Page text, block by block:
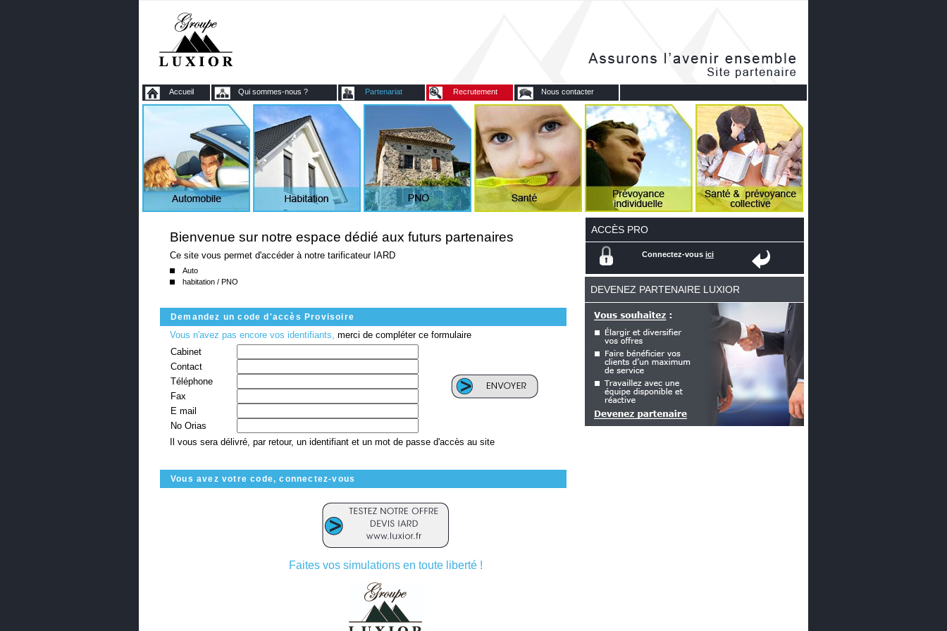
Accueil Qui sommes-nous ? Partenariat Recrutement Nous contacter
Bienvenue sur notre espace dédié aux futurs partenaires
Ce site vous permet d'accéder à notre tarificateur IARD
Auto
habitation / PNO
Demandez un code d'accès Provisoire
Vous n'avez pas encore vos identifiants, merci de compléter ce formulaire
Cabinet
Contact
Téléphone
Fax
E mail
No Orias
Il vous sera délivré, par retour, un identifiant et un mot de passe d'accès au site
Vous avez votre code, connectez-vous
Faites vos simulations en toute liberté !
ACCÈS PRO
Connectez-vous ici
DEVENEZ PARTENAIRE LUXIOR